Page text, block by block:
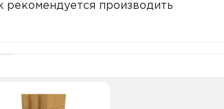
рекомендуется производить